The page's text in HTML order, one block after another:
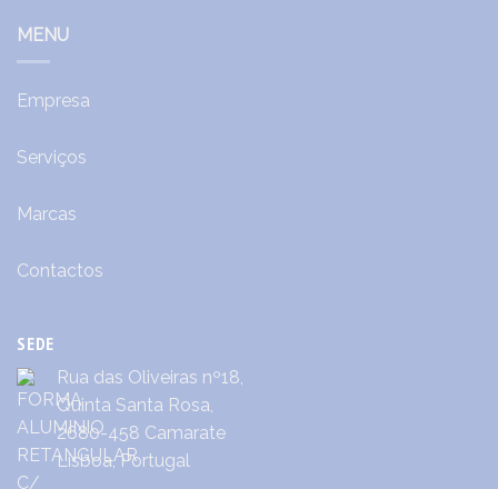
MENU
Empresa
Serviços
Marcas
Contactos
SEDE
Rua das Oliveiras nº18,
Quinta Santa Rosa,
2680-458 Camarate
Lisboa, Portugal